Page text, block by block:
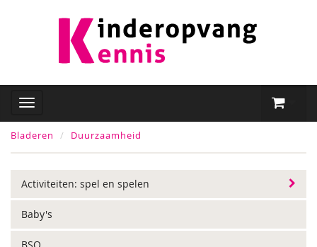
Bladeren Duurzaamheid
Activiteiten: spel en spelen
Baby's